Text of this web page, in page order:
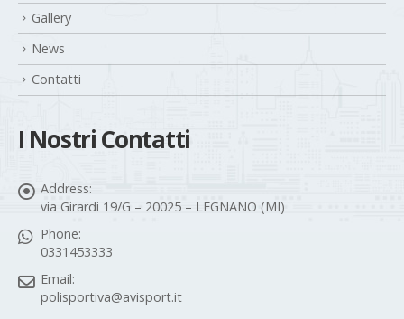
Gallery
News
Contatti
I Nostri Contatti
Address:
via Girardi 19/G – 20025 – LEGNANO (MI)
Phone:
0331453333
Email:
polisportiva@avisport.it